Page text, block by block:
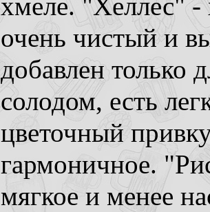
хмеле. "Хеллес"
очень чистый и
добавлен только
солодом, есть
цветочный
гармоничное.
мягкое и менее